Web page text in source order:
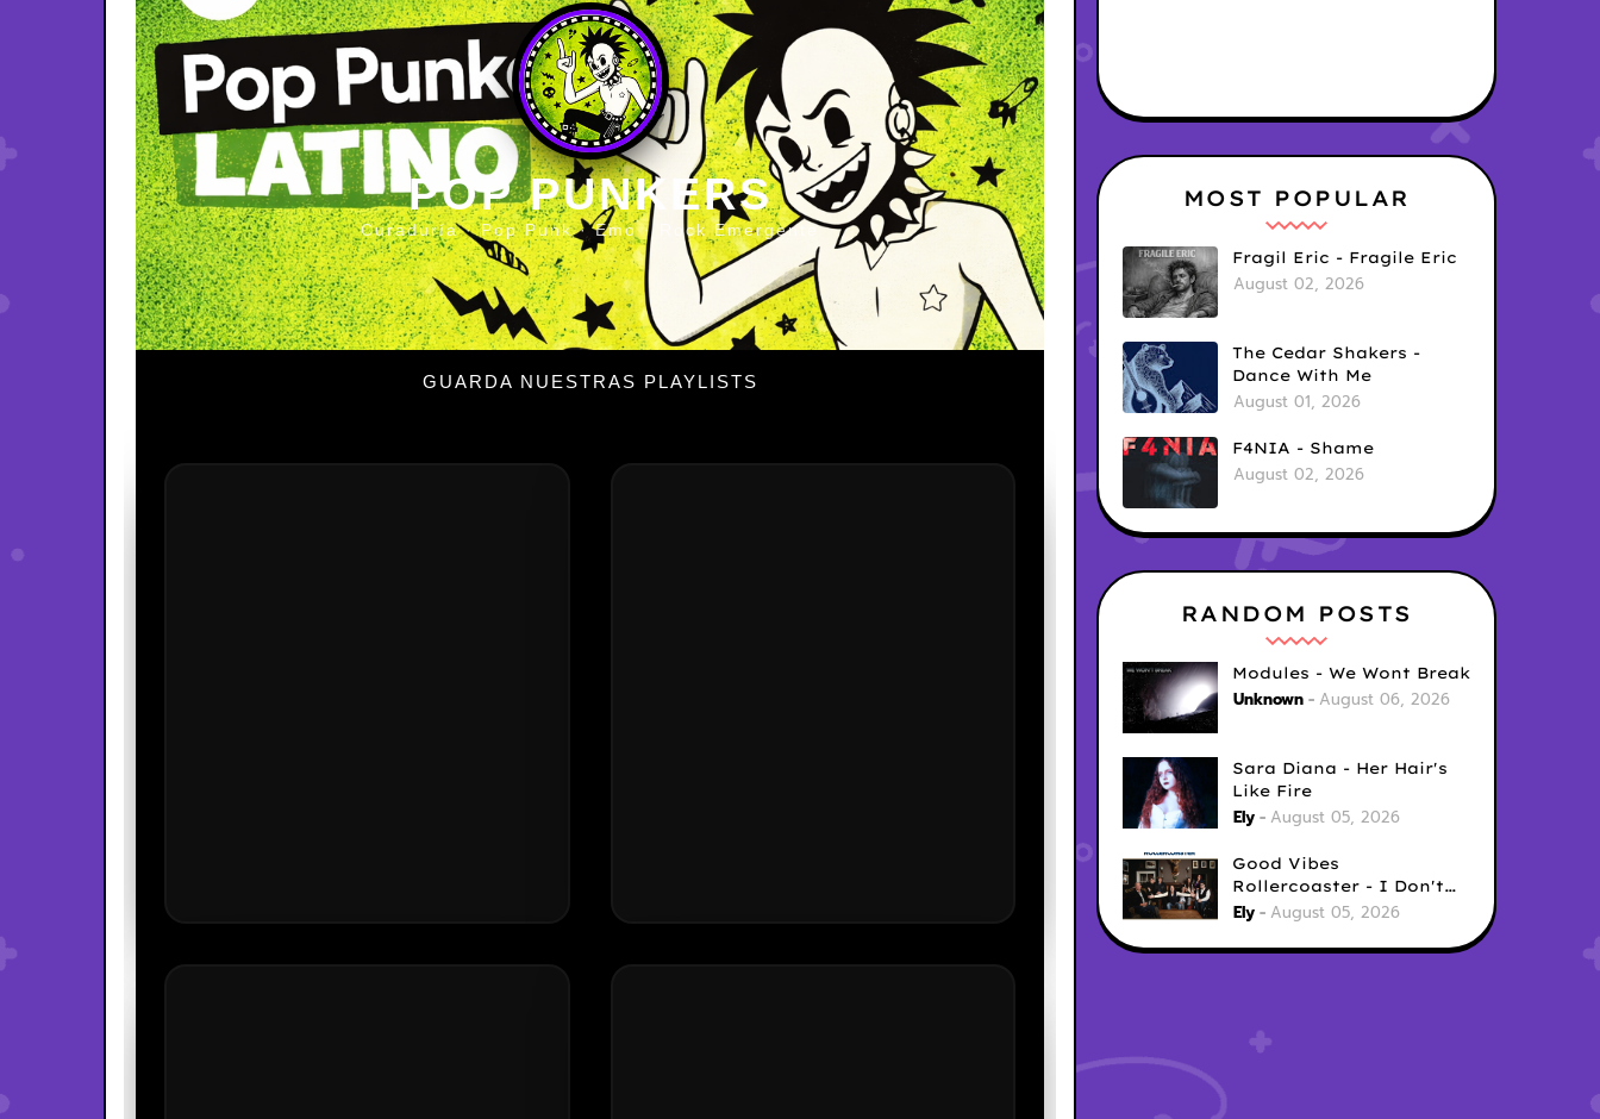
POP PUNKERS
Curaduría · Pop Punk · Emo · Rock Emergente
GUARDA NUESTRAS PLAYLISTS
MOST POPULAR
Fragil Eric - Fragile Eric
August 02, 2026
The Cedar Shakers -
Dance With Me
August 01, 2026
F4NIA - Shame
August 02, 2026
RANDOM POSTS
Modules - We Wont Break
Unknown August 06, 2026
Sara Diana - Her Hair's
Like Fire
Ely August 05, 2026
Good Vibes
Rollercoaster - I Don't
Care
Ely August 05, 2026